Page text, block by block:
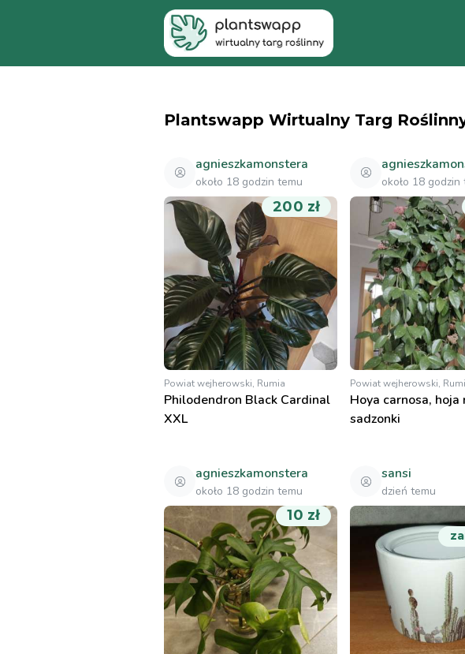
Plantswapp Wirtualny Targ
agnieszkamonstera
około 18 godzin temu
200 zł
Powiat wejherowski, Rumia
Philodendron Black Cardinal
XXL
około 18 godzin
Powiat wejherowski,
Hoya carnosa, hoja
sadzonki
agnieszkamonstera
około 18 godzin temu
10 zł
sansi
dzień temu
Plantswapp Wirtualny Targ Roślinny